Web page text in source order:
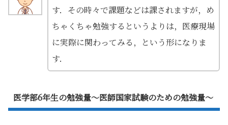
す．その時々で課題などは課されますが，め
ちゃくちゃ勉強するというよりは，医療現場
に実際に関わってみる，という形になりま
す．
医学部6年生の勉強量～医師国家試験のための勉強量～